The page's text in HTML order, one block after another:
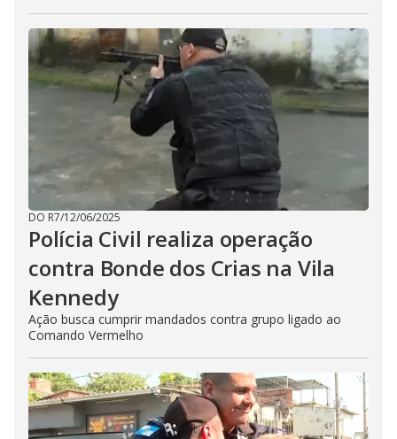
DO R7/12/06/2025
Polícia Civil realiza operação
contra Bonde dos Crias na Vila
Kennedy
Ação busca cumprir mandados contra grupo ligado ao
Comando Vermelho